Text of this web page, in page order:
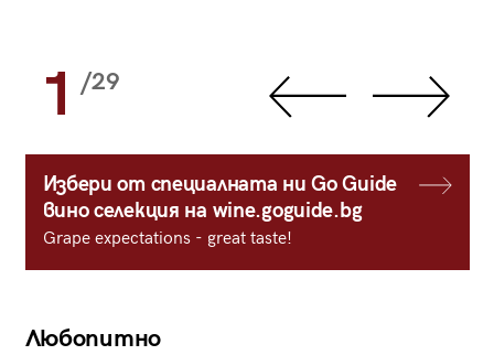
1 /29
Избери от специалната ни Go Guide
вино селекция на wine.goguide.bg
Grape expectations - great taste!
Любопитно